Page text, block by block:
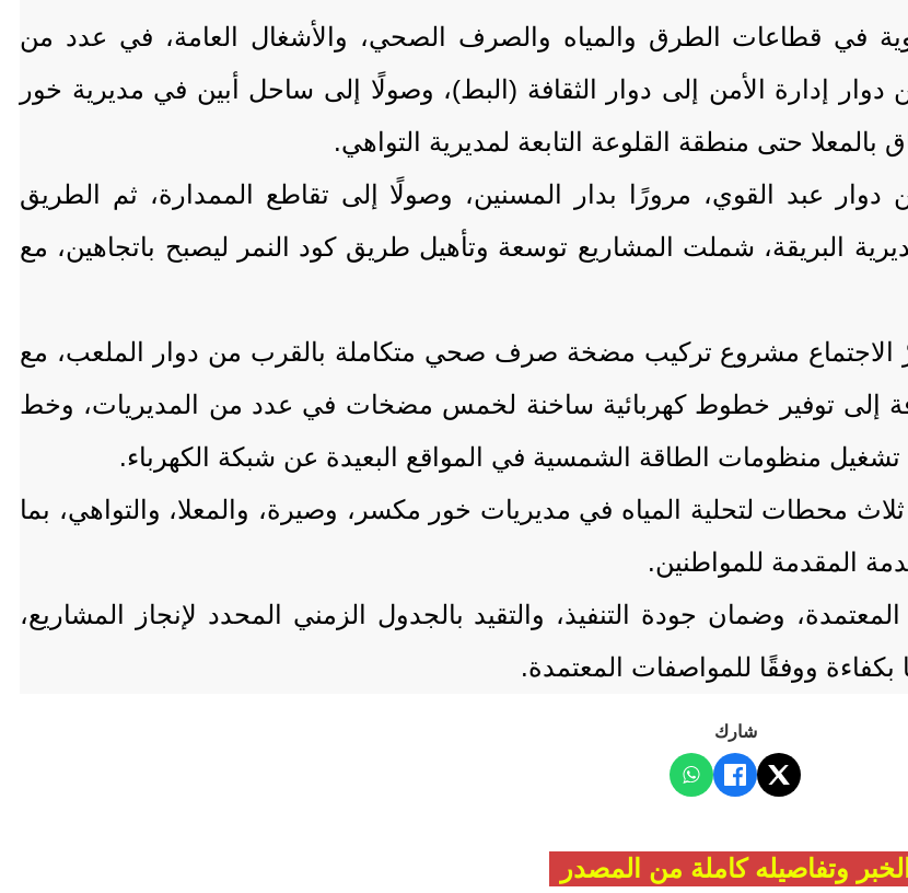
في قطاعات الطرق والمياه والصرف الصحي، والأشغال العامة، في عدد من
دوار إدارة الأمن إلى دوار الثقافة (البط)، وصولًا إلى ساحل أبين في مديرية خور
حتى منطقة القلوعة التابعة لمديرية التواهي.
عبد القوي، مرورًا بدار المسنين، وصولًا إلى تقاطع الممدارة، ثم الطريق
البريقة، شملت المشاريع توسعة وتأهيل طريق كود النمر ليصبح باتجاهين، مع
الاجتماع مشروع تركيب مضخة صرف صحي متكاملة بالقرب من دوار الملعب، مع
إلى توفير خطوط كهربائية ساخنة لخمس مضخات في عدد من المديريات، وخط
منظومات الطاقة الشمسية في المواقع البعيدة عن شبكة الكهرباء.
محطات لتحلية المياه في مديريات خور مكسر، وصيرة، والمعلا، والتواهي، بما
المقدمة للمواطنين.
المعتمدة، وضمان جودة التنفيذ، والتقيد بالجدول الزمني المحدد لإنجاز المشاريع،
بكفاءة ووفقًا للمواصفات المعتمدة.
شارك
الخبر وتفاصيله كاملة من المصدر